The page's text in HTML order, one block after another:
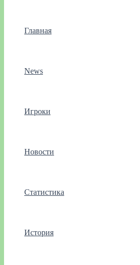
Главная
News
Игроки
Новости
Статистика
История